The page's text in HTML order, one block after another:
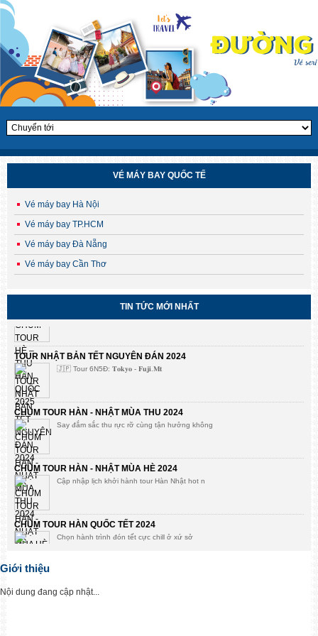
VÉ MÁY BAY QUỐC TẾ
Vé máy bay Hà Nội
Vé máy bay TP.HCM
Vé máy bay Đà Nẵng
Vé máy bay Cần Thơ
TIN TỨC MỚI NHẤT
CHÙM TOUR HÈ – THU HÀN QUỐC 2025
Săn lá vàng, chạm cỏ hồng – Ưu đãi sớm
TOUR NHẬT BẢN TẾT NGUYÊN ĐÁN 2024
🇯🇵 Tour 6N5Đ: 𝐓𝐨𝐤𝐲𝐨 - 𝐅𝐮𝐣𝐢.𝐌𝐭
CHÙM TOUR HÀN - NHẬT MÙA THU 2024
Say đắm sắc thu rực rỡ cùng tận hưởng không
CHÙM TOUR HÀN - NHẬT MÙA HÈ 2024
Cập nhập lịch khởi hành tour Hàn Nhật hot n
CHÙM TOUR HÀN QUỐC TẾT 2024
Chọn hành trình đón tết cực chill ở xứ sở
Bùng khuyến mại tour mùa hè 2023
Mừng mùa thi qua đi, đón hè rực rỡ Golden
Giới thiệu
Nội dung đang cập nhật...